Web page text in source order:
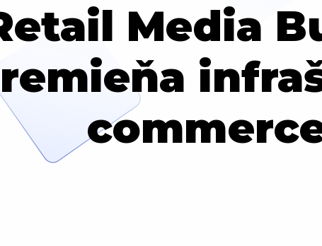
Media